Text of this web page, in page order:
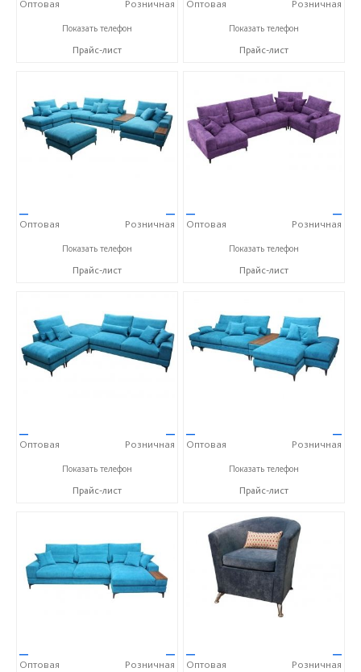
Оптовая Розничная
+7 (343) 363-02-83
Показать телефон
Прайс-лист
Оптовая Розничная
+7 (343) 363-02-83
Показать телефон
Прайс-лист
—
Оптовая
—
Розничная
+7 (343) 363-02-83
Показать телефон
Прайс-лист
—
Оптовая
—
Розничная
+7 (343) 363-02-83
Показать телефон
Прайс-лист
—
Оптовая
—
Розничная
+7 (343) 363-02-83
Показать телефон
Прайс-лист
—
Оптовая
—
Розничная
+7 (343) 363-02-83
Показать телефон
Прайс-лист
—
Оптовая
—
Розничная
—
Оптовая
—
Розничная